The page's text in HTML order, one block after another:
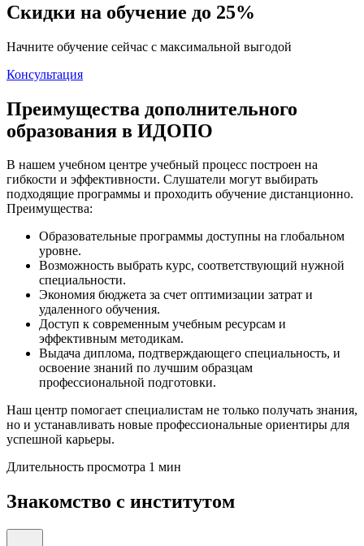
Скидки на обучение до 25%
Начните обучение сейчас с максимальной выгодой
Консультация
Преимущества дополнительного
образования в ИДОПО
В нашем учебном центре учебный процесс построен на
гибкости и эффективности. Слушатели могут выбирать
подходящие программы и проходить обучение дистанционно.
Преимущества:
Образовательные программы доступны на глобальном
уровне.
Возможность выбрать курс, соответствующий нужной
специальности.
Экономия бюджета за счет оптимизации затрат и
удаленного обучения.
Доступ к современным учебным ресурсам и
эффективным методикам.
Выдача диплома, подтверждающего специальность, и
освоение знаний по лучшим образцам
профессиональной подготовки.
Наш центр помогает специалистам не только получать знания,
но и устанавливать новые профессиональные ориентиры для
успешной карьеры.
Длительность просмотра 1 мин
Знакомство с институтом